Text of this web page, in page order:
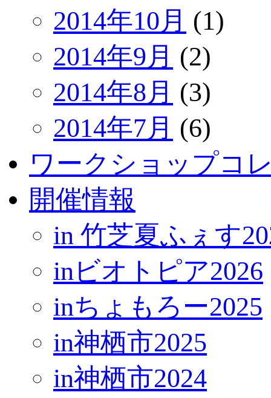
2014年10月 (1)
2014年9月 (2)
2014年8月 (3)
2014年7月 (6)
ワークショップコ
開催情報
in 竹芝夏ふぇす
inビオトピア2026
inちょもろー2025
in神栖市2025
in神栖市2024